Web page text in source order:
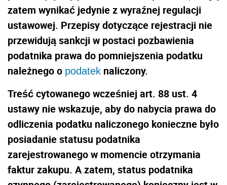
zatem wynikać jedynie z wyraźnej regulacji
ustawowej. Przepisy dotyczące rejestracji nie
przewidują sankcji w postaci pozbawienia
podatnika prawa do pomniejszenia podatku
należnego o podatek naliczony.
Treść cytowanego wcześniej art. 88 ust. 4
ustawy nie wskazuje, aby do nabycia prawa do
odliczenia podatku naliczonego konieczne było
posiadanie statusu podatnika
zarejestrowanego w momencie otrzymania
faktur zakupu. A zatem, status podatnika